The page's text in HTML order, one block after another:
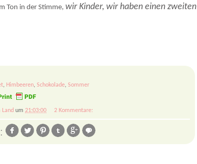
Ton in der Stimme,wir Kinder, wir haben einen zweiten
, Himbeeren, Schokolade, Sommer
um 21:03:00 2 Kommentare: